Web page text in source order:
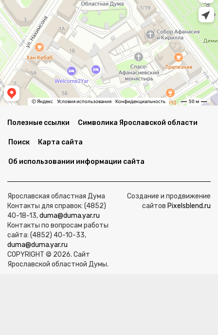
Полезные ссылки Символика Ярославской области
Поиск Карта сайта
Об использовании информации сайта
Ярославская областная Дума
Контакты для справок: (4852)
40-18-13,duma@duma.yar.ru
Контакты по вопросам работы
сайта: (4852) 40-10-33,
duma@duma.yar.ru
COPYRIGHT © 2026. Сайт
Ярославской областной Думы.
Создание и продвижение
сайтов Pixelsblend.ru